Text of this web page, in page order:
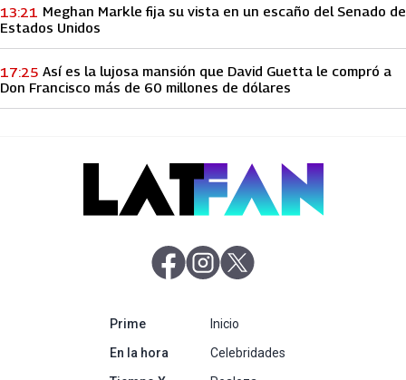
Meghan Markle fija su vista en un escaño del Senado de
Estados Unidos
13:21
Así es la lujosa mansión que David Guetta le compró a
Don Francisco más de 60 millones de dólares
17:25
abre en nueva pestaña
abre en nueva pestaña
Primeabre en nueva pestaña
En la hora abre en nueva pestaña
Inicio
Celebridades